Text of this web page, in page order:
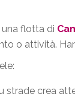
flotta di
o attività.
strade crea